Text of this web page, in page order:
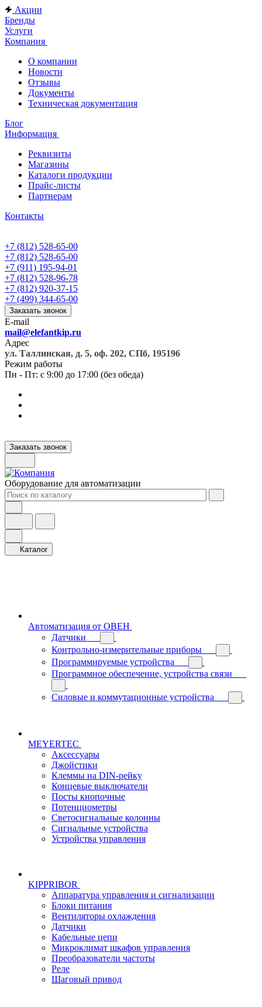
Акции
Бренды
Услуги
Компания
О компании
Новости
Отзывы
Документы
Техническая документация
Блог
Информация
Реквизиты
Магазины
Каталоги продукции
Прайс-листы
Партнерам
Контакты
+7 (812) 528-65-00
+7 (812) 528-65-00
+7 (911) 195-94-01
+7 (812) 528-96-78
+7 (812) 920-37-15
+7 (499) 344-65-00
Заказать звонок
E-mail
mail@elefantkip.ru
Адрес
ул. Таллинская, д. 5, оф. 202, СПб, 195196
Режим работы
Пн - Пт: с 9:00 до 17:00 (без обеда)
Заказать звонок
Оборудование для автоматизации
Каталог
Автоматизация от ОВЕН
Датчики
Контрольно-измерительные приборы
Программируемые устройства
Программное обеспечение, устройства связи
Силовые и коммутационные устройства
MEYERTEC
Аксессуары
Джойстики
Клеммы на DIN-рейку
Концевые выключатели
Посты кнопочные
Потенциометры
Светосигнальные колонны
Сигнальные устройства
Устройства управления
KIPPRIBOR
Аппаратура управления и сигнализации
Блоки питания
Вентиляторы охлаждения
Датчики
Кабельные цепи
Микроклимат шкафов управления
Преобразователи частоты
Реле
Шаговый привод